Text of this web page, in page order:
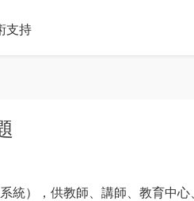
支持
統），供教師、講師、教育中心